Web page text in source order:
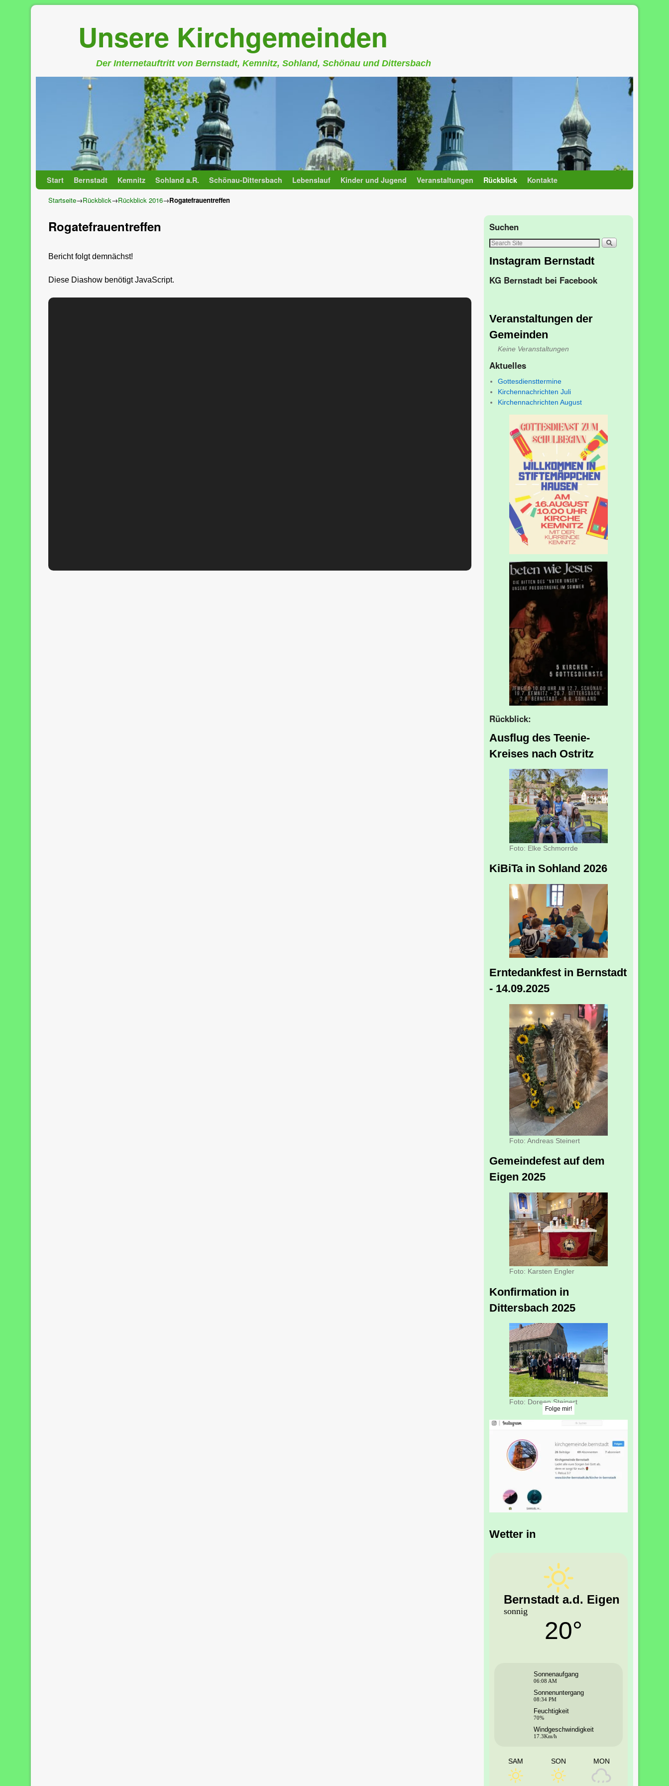
Unsere Kirchgemeinden
Der Internetauftritt von Bernstadt, Kemnitz, Sohland, Schönau und Dittersbach
Start Bernstadt Kemnitz Sohland a.R. Schönau-Dittersbach Lebenslauf Kinder und Jugend Veranstaltungen Rückblick Kontakte
Startseite→Rückblick→Rückblick 2016→Rogatefrauentreffen
Rogatefrauentreffen
Bericht folgt demnächst!
Diese Diashow benötigt JavaScript.
Suchen
Instagram Bernstadt
KG Bernstadt bei Facebook
Veranstaltungen der
Gemeinden
Keine Veranstaltungen
Aktuelles
Gottesdiensttermine
Kirchennachrichten Juli
Kirchennachrichten August
Rückblick:
Ausflug des Teenie-
Kreises nach Ostritz
Foto: Elke Schmorrde
KiBiTa in Sohland 2026
Erntedankfest in Bernstadt
- 14.09.2025
Foto: Andreas Steinert
Gemeindefest auf dem
Eigen 2025
Foto: Karsten Engler
Konfirmation in
Dittersbach 2025
Foto: Doreen Steinert
Folge mir!
Wetter in
Bernstadt a.d. Eigen
sonnig
20°
Sonnenaufgang
06:08 AM
Sonnenuntergang
08:34 PM
Feuchtigkeit
70%
Windgeschwindigkeit
17.3Km/h
SAM SON MON